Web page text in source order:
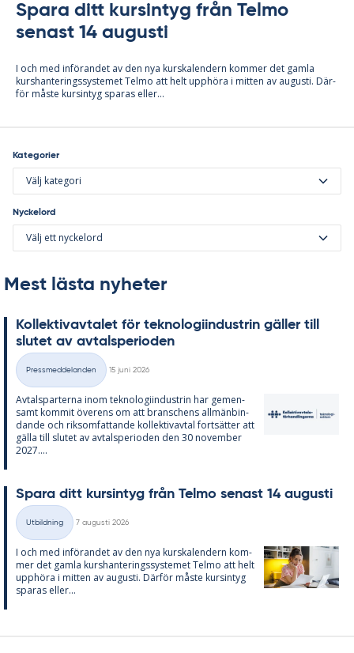
Spara ditt kursintyg från Telmo
senast 14 augusti
I och med in­fö­ran­det av den nya kurska­len­dern kom­mer det gam­la
kurs­han­te­rings­sy­ste­met Tel­mo att helt upp­hö­ra i mit­ten av au­gusti. Där­
för mås­te kursin­tyg spa­ras el­ler...
Kategorier
Välj kategori
Nyckelord
Välj ett nyckelord
Mest lästa nyheter
Kol­lek­tivav­ta­let för tek­no­lo­gi­in­du­strin gäl­ler till
slu­tet av av­tal­s­pe­ri­o­den
Kategorier
Pressmeddelanden
15 juni 2026
Av­tals­par­ter­na inom tek­no­lo­gi­in­du­strin har ge­men­
samt kom­mit över­ens om att bran­schens all­män­bin­
dan­de och riksom­fat­tan­de kol­lek­tivav­tal fort­sät­ter att
gäl­la till slu­tet av av­tal­s­pe­ri­o­den den 30 no­vem­ber
2027....
Spa­ra ditt kursin­tyg från Tel­mo se­nast 14 au­gusti
Kategorier
Utbildning
7 augusti 2026
I och med in­fö­ran­det av den nya kurska­len­dern kom­
mer det gam­la kurs­han­te­rings­sy­ste­met Tel­mo att helt
upp­hö­ra i mit­ten av au­gusti. Där­för mås­te kursin­tyg
spa­ras el­ler...